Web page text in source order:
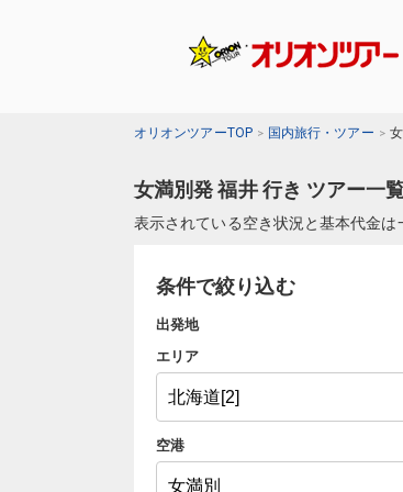
オリオンツアーTOP 国内旅行・ツアー
女満別発 福井 行き ツアー一
表示されている空き状況と基本代金
条件で絞り込む
出発地
エリア
空港